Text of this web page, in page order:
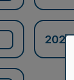
2021